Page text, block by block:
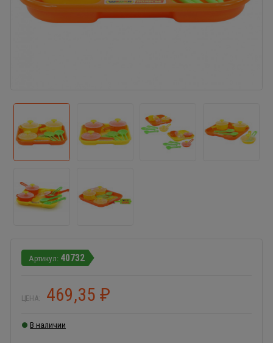
40732
ЦЕНА: 469,35 ₽
В наличии